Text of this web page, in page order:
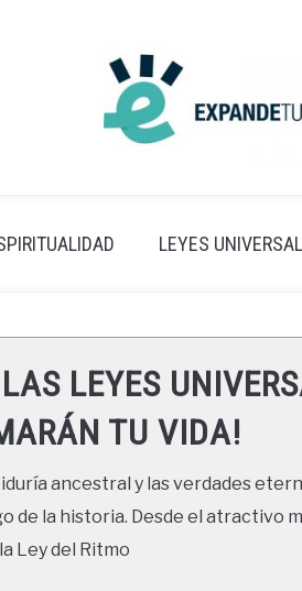
LEYES
LEYES
TU VIDA!
ancestral y las verdades
de la historia. Desde el atractivo
Ley del Ritmo